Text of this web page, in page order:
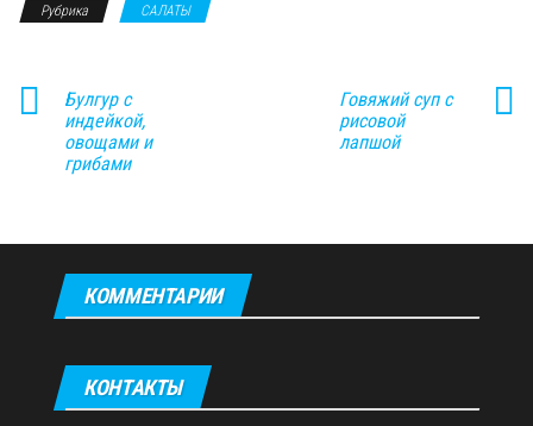
Рубрика САЛАТЫ
Булгур с
индейкой,
овощами и
грибами
Говяжий суп с
рисовой
лапшой
КОММЕНТАРИИ
КОНТАКТЫ